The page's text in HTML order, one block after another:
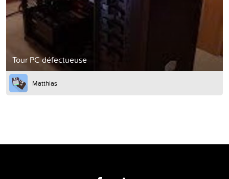
Tour PC défectueuse
Matthias